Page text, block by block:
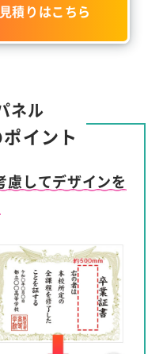
積りはこちら
ネル
イント
慮してデザインを